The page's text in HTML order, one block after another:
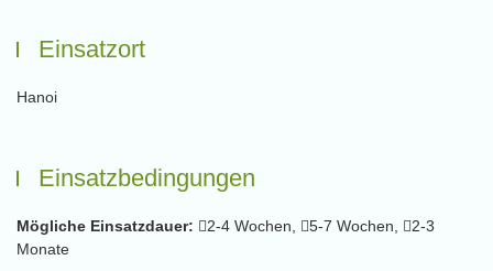
Einsatzort
Hanoi
Einsatzbedingungen
Mögliche Einsatzdauer: 2-4 Wochen, 5-7 Wochen,
2-3
Monate